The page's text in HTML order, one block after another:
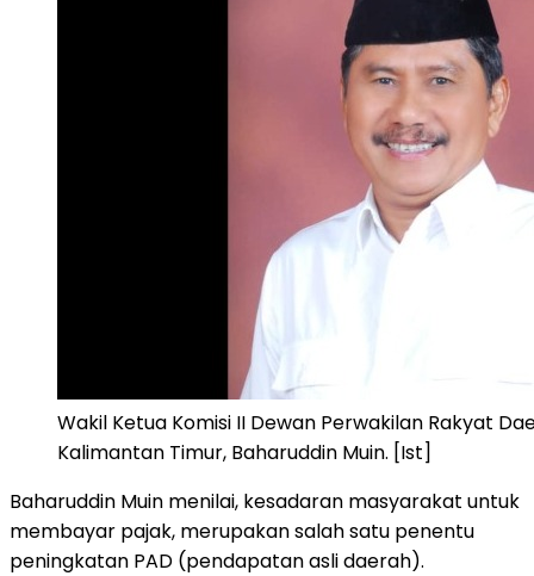
Wakil Ketua Komisi II Dewan Perwakilan Rakyat
Kalimantan Timur, Baharuddin Muin. [Ist]
Baharuddin Muin menilai, kesadaran masyarakat untuk
membayar pajak, merupakan salah satu penentu
peningkatan PAD (pendapatan asli daerah).